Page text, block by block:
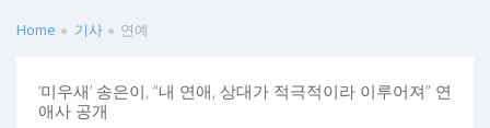
Home 기사 연예
‘미우새’ 송은이, “내 연애, 상대가 적극적이라 이루어져” 연
애사 공개